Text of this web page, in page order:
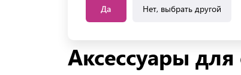
Да Нет, выбрать другой
Главная Каталог
Аксессуары